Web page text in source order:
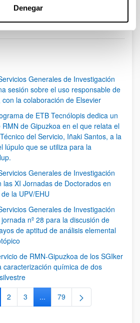
Denegar
Generales de Investigación
sesión sobre el uso responsable de
la colaboración de Elsevier
de ETB Tecnólopis dedica un
de Gipuzkoa en el que relata el
del Servicio, Iñaki Santos, a la
lúpulo que se utiliza para la
Generales de Investigación
las XI Jornadas de Doctorados en
la UPV/EHU
Generales de Investigación
nº 28 para la discusión de
de aptitud de análisis elemental
de RMN-Gipuzkoa de los SGIker
caracterización química de dos
Página
2 Página
3 ...Páginas intermedias Use TAB
Página
79